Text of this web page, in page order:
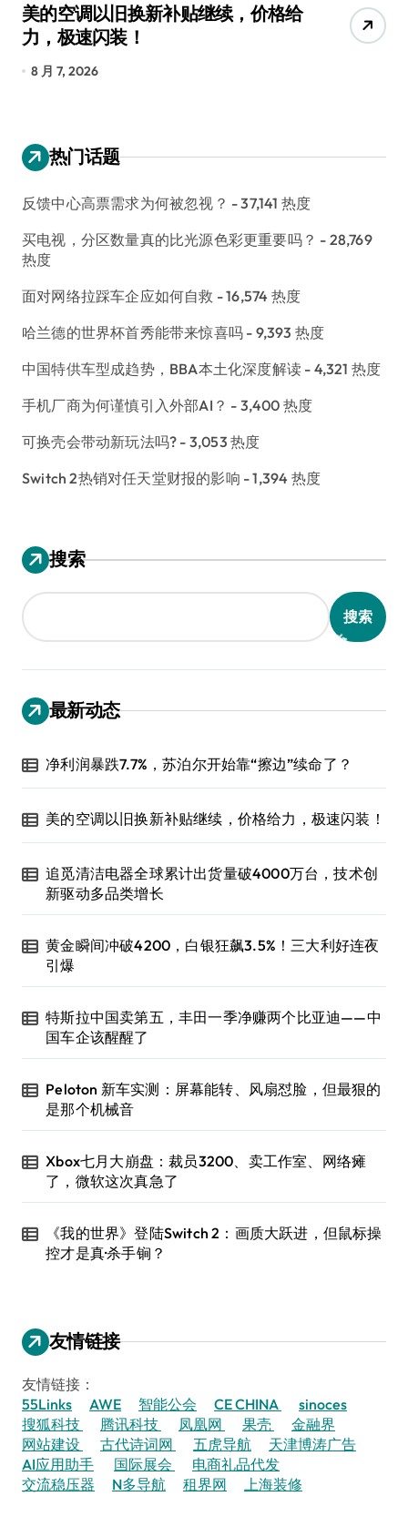
美的空调以旧换新补贴继续，价格给
力，极速闪装！
8 月 7, 2026
热门话题
反馈中心高票需求为何被忽视？ - 37,141 热度
买电视，分区数量真的比光源色彩更重要吗？ - 28,769
热度
面对网络拉踩车企应如何自救 - 16,574 热度
哈兰德的世界杯首秀能带来惊喜吗 - 9,393 热度
中国特供车型成趋势，BBA本土化深度解读 - 4,321 热度
手机厂商为何谨慎引入外部AI？ - 3,400 热度
可换壳会带动新玩法吗? - 3,053 热度
Switch 2热销对任天堂财报的影响 - 1,394 热度
搜索
搜索
最新动态
净利润暴跌7.7%，苏泊尔开始靠“擦边”续命了？
美的空调以旧换新补贴继续，价格给力，极速闪装！
追觅清洁电器全球累计出货量破4000万台，技术创
新驱动多品类增长
黄金瞬间冲破4200，白银狂飙3.5%！三大利好连夜
引爆
特斯拉中国卖第五，丰田一季净赚两个比亚迪——中
国车企该醒醒了
Peloton 新车实测：屏幕能转、风扇怼脸，但最狠的
是那个机械音
Xbox七月大崩盘：裁员3200、卖工作室、网络瘫
了，微软这次真急了
《我的世界》登陆Switch 2：画质大跃进，但鼠标操
控才是真·杀手锏？
友情链接
友情链接：
55Links
AWE 智能公会 CE CHINA
sinoces
搜狐科技
腾讯科技 凤凰网 果壳
金融界
网站建设
古代诗词网 五虎导航
天津博涛广告
AI应用助手
国际展会
电商礼品代发
交流稳压器
N多导航 租界网 上海装修